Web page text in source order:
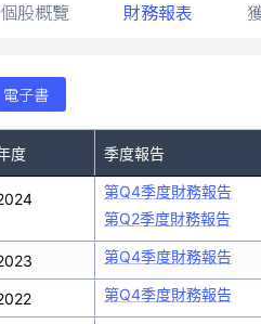
個股概覽 財務報表
電子書
度 季度報告
第Q4季度財務報告
第Q2季度財務報告
第Q4季度財務報告
第Q4季度財務報告